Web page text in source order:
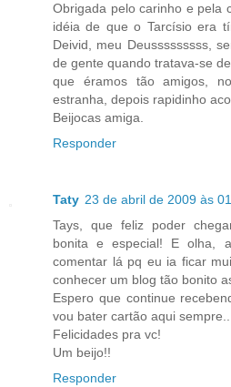
Obrigada pelo carinho e pela
idéia de que o Tarcísio era
Deivid, meu Deusssssssss,
de gente quando tratava-se
que éramos tão amigos,
estranha, depois rapidinho
Beijocas amiga.
Responder
Taty 23 de abril de 2009 às
Tays, que feliz poder
bonita e especial! E olha,
comentar lá pq eu ia ficar
conhecer um blog tão bonito
Espero que continue
vou bater cartão aqui
Felicidades pra vc!
Um beijo!!
Responder